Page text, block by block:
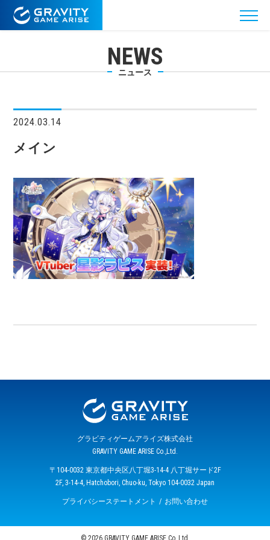
NEWS
ニュース
2024.03.14
メイン
グラビティゲームアライズ株式会社
GRAVITY GAME ARISE Co.,Ltd.
〒104-0032 東京都中央区八丁堀3-14-4 八丁堀サード2F
2F, 3-14-4, Hatchobori, Chuo-ku, Tokyo 104-0032 Japan
プライバシーステートメント お問い合わせ